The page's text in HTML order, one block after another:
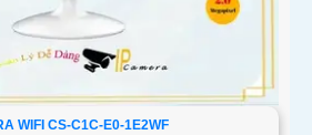
WIFI CS-C1C-E0-1E2WF